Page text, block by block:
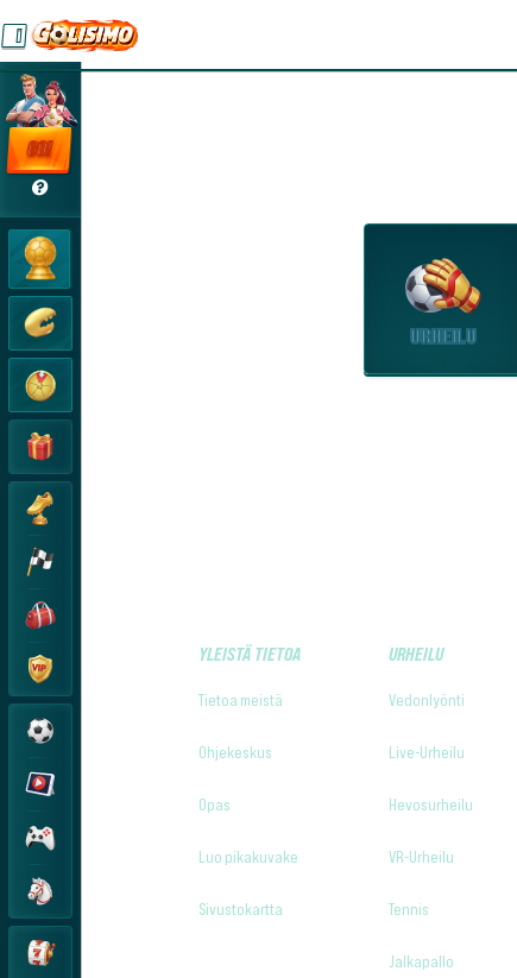
GO!
URHEILU
YLEISTÄ TIETOA
Tietoa meistä
Ohjekeskus
Opas
Luo pikakuvake
Sivustokartta
URHEILU
Vedonlyönti
Live-Urheilu
Hevosurheilu
VR-Urheilu
Tennis
Jalkapallo